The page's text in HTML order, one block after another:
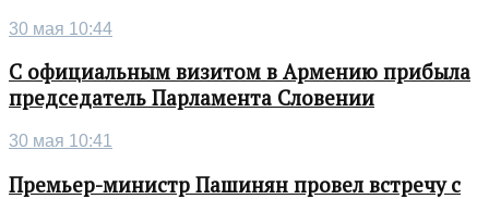
30 мая 10:44
С официальным визитом в Армению прибыла
председатель Парламента Словении
30 мая 10:41
Премьер-министр Пашинян провел встречу с